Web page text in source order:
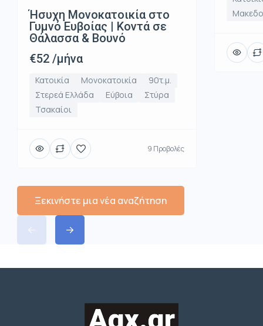
Ήσυχη Μονοκατοικία στο
Γυμνό Ευβοίας | Κοντά σε
Θάλασσα & Βουνό
€52 /μήνα
Κατοικία Μονοκατοικία
90τ.μ.
Στερεά Ελλάδα
Εύβοια
Στύρα
Τσακαίοι
9 Προβολές
Ξεκινήστε μια νέα αναζήτηση